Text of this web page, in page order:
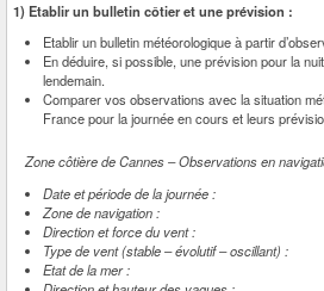
1) Etablir un bulletin côtier et une prévision :
Etablir un bulletin météorologique à partir
En déduire, si possible, une prévision pour la
lendemain.
Comparer vos observations avec la situation
France pour la journée en cours et leurs
Zone côtière de Cannes – Observations en
Date et période de la journée :
Zone de navigation :
Direction et force du vent :
Type de vent (stable – évolutif – oscillant) :
Etat de la mer :